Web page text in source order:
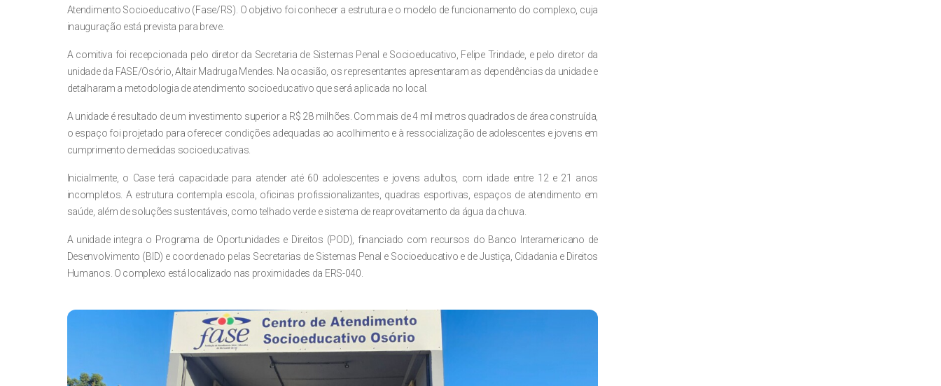
Atendimento Socioeducativo (Fase/RS). O objetivo foi conhecer a estrutura e o modelo de funcionamento do complexo, cuja
inauguração está prevista para breve.
A comitiva foi recepcionada pelo diretor da Secretaria de Sistemas Penal e Socioeducativo, Felipe Trindade, e pelo diretor da
unidade da FASE/Osório, Altair Madruga Mendes. Na ocasião, os representantes apresentaram as dependências da unidade e
detalharam a metodologia de atendimento socioeducativo que será aplicada no local.
A unidade é resultado de um investimento superior a R$ 28 milhões. Com mais de 4 mil metros quadrados de área construída,
o espaço foi projetado para oferecer condições adequadas ao acolhimento e à ressocialização de adolescentes e jovens em
cumprimento de medidas socioeducativas.
Inicialmente, o Case terá capacidade para atender até 60 adolescentes e jovens adultos, com idade entre 12 e 21 anos
incompletos. A estrutura contempla escola, oficinas profissionalizantes, quadras esportivas, espaços de atendimento em
saúde, além de soluções sustentáveis, como telhado verde e sistema de reaproveitamento da água da chuva.
A unidade integra o Programa de Oportunidades e Direitos (POD), financiado com recursos do Banco Interamericano de
Desenvolvimento (BID) e coordenado pelas Secretarias de Sistemas Penal e Socioeducativo e de Justiça, Cidadania e Direitos
Humanos. O complexo está localizado nas proximidades da ERS-040.